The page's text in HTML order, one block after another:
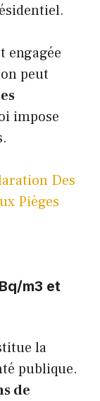
engagée
peut
impose
Des
Pièges
m3 et
la
publique.
de